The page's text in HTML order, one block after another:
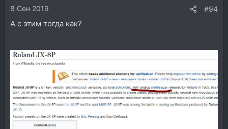
8 Сен 2019 #94
А с этим тогда как?